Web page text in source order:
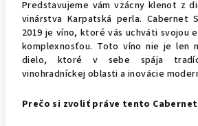
Predstavujeme vám vzácny klenot z
vinárstva Karpatská perla. Cabernet
2019 je víno, ktoré vás uchváti svojou
komplexnosťou. Toto víno nie je len
dielo, ktoré v sebe spája
vinohradníckej oblasti a inovácie
Prečo si zvoliť práve tento Cabernet